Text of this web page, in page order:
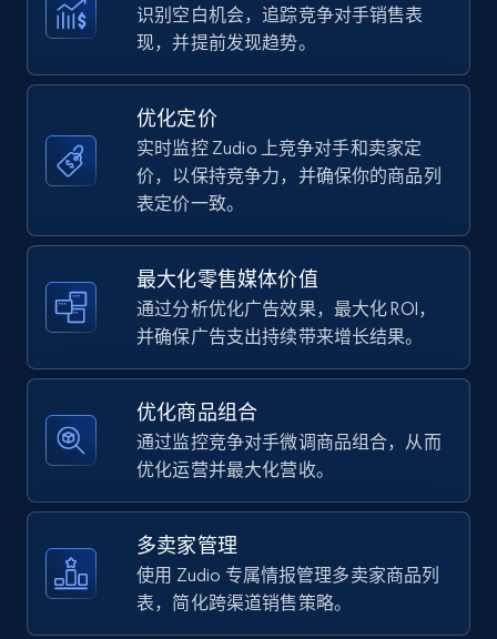
Amazon products - find products by using
upc numbers
Title, Seller name, Brand, Description, Initial
35.3K+ 5.7K+ 立即开始
Amazon Reviews
URL, Product name, Product rating, Product
rating object, Product rating max, Rating,
Author name, Asin, and more.
870+ 立即开始
Walmart - products
URL, Final price, Sku, Currency, Gtin,
Specifications, Image urls, Top reviews, and
识别空白机会，追踪竞争对手销售表
现，并提前发现趋势。
优化定价
实时监控 Zudio 上竞争对手和卖家定
价，以保持竞争力，并确保你的商品列
表定价一致。
最大化零售媒体价值
通过分析优化广告效果，最大化 ROI，
并确保广告支出持续带来增长结果。
优化商品组合
通过监控竞争对手微调商品组合，从而
优化运营并最大化营收。
多卖家管理
使用 Zudio 专属情报管理多卖家商品列
表，简化跨渠道销售策略。